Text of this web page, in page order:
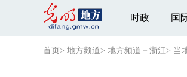
时政 国
首页 > 地方频道> 地方频道－浙江> 当